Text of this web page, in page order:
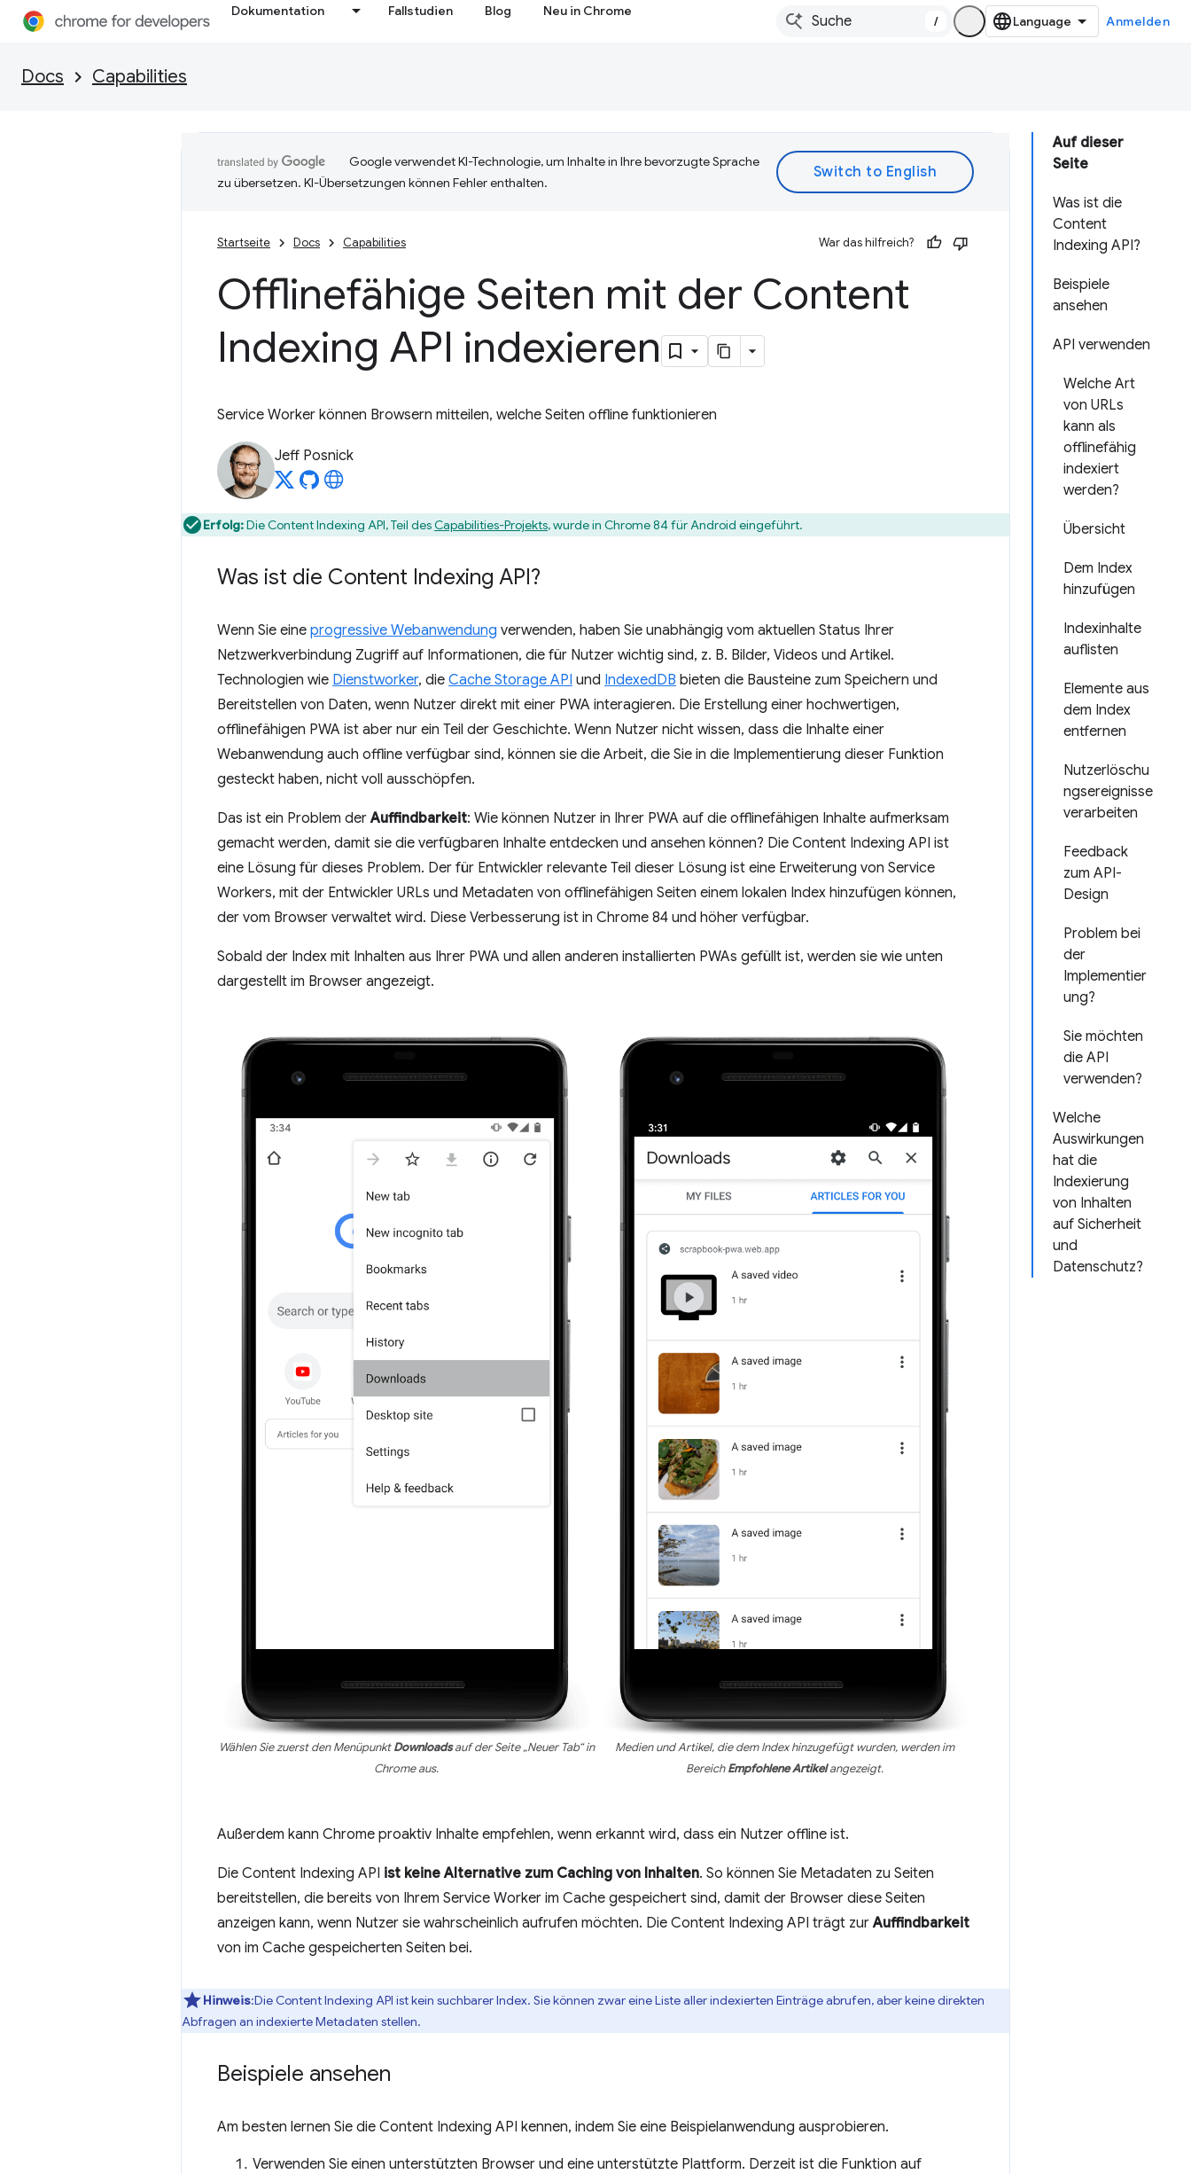
Dokumentation Fallstudien Blog Neu in Chrome
/ Anmelden
Docs Capabilities
Auf dieser
Seite
Was ist die
Content
Indexing API?
Beispiele
ansehen
API verwenden
Welche Art
von URLs
kann als
offlinefähig
indexiert
werden?
Übersicht
Dem Index
hinzufügen
Indexinhalte
auflisten
Elemente aus
dem Index
entfernen
Nutzerlöschu
ngsereignisse
verarbeiten
Feedback
zum API-
Design
Problem bei
der
Implementier
ung?
Sie möchten
die API
verwenden?
Welche
Auswirkungen
hat die
Indexierung
von Inhalten
auf Sicherheit
und
Datenschutz?
Google verwendet KI-Technologie, um Inhalte in Ihre bevorzugte Sprache
zu übersetzen. KI-Übersetzungen können Fehler enthalten.
Startseite Docs Capabilities War das hilfreich?
Offlinefähige Seiten mit der Content
Indexing API indexieren
Service Worker können Browsern mitteilen, welche Seiten offline funktionieren
Jeff Posnick
Erfolg:Die Content Indexing API, Teil desCapabilities-Projekts, wurde in Chrome 84 für Android eingeführt.
Was ist die Content Indexing API?
Wenn Sie eine progressive Webanwendung verwenden, haben Sie unabhängig vom aktuellen Status Ihrer
Netzwerkverbindung Zugriff auf Informationen, die für Nutzer wichtig sind, z. B. Bilder, Videos und Artikel.
Technologien wie Dienstworker, die Cache Storage API und IndexedDB bieten die Bausteine zum Speichern und
Bereitstellen von Daten, wenn Nutzer direkt mit einer PWA interagieren. Die Erstellung einer hochwertigen,
offlinefähigen PWA ist aber nur ein Teil der Geschichte. Wenn Nutzer nicht wissen, dass die Inhalte einer
Webanwendung auch offline verfügbar sind, können sie die Arbeit, die Sie in die Implementierung dieser Funktion
gesteckt haben, nicht voll ausschöpfen.
Das ist ein Problem derAuffindbarkeit: Wie können Nutzer in Ihrer PWA auf die offlinefähigen Inhalte aufmerksam
gemacht werden, damit sie die verfügbaren Inhalte entdecken und ansehen können? Die Content Indexing API ist
eine Lösung für dieses Problem. Der für Entwickler relevante Teil dieser Lösung ist eine Erweiterung von Service
Workers, mit der Entwickler URLs und Metadaten von offlinefähigen Seiten einem lokalen Index hinzufügen können,
der vom Browser verwaltet wird. Diese Verbesserung ist in Chrome 84 und höher verfügbar.
Sobald der Index mit Inhalten aus Ihrer PWA und allen anderen installierten PWAs gefüllt ist, werden sie wie unten
dargestellt im Browser angezeigt.
Wählen Sie zuerst den MenüpunktDownloadsauf der Seite „Neuer Tab“ in
Chrome aus.
Medien und Artikel, die dem Index hinzugefügt wurden, werden im
BereichEmpfohlene Artikelangezeigt.
Außerdem kann Chrome proaktiv Inhalte empfehlen, wenn erkannt wird, dass ein Nutzer offline ist.
Die Content Indexing API ist keine Alternative zum Caching von Inhalten. So können Sie Metadaten zu Seiten
bereitstellen, die bereits von Ihrem Service Worker im Cache gespeichert sind, damit der Browser diese Seiten
anzeigen kann, wenn Nutzer sie wahrscheinlich aufrufen möchten. Die Content Indexing API trägt zurAuffindbarkeit
von im Cache gespeicherten Seiten bei.
Hinweis:Die Content Indexing API ist kein suchbarer Index. Sie können zwar eine Liste aller indexierten Einträge abrufen, aber keine direkten
Abfragen an indexierte Metadaten stellen.
Beispiele ansehen
Am besten lernen Sie die Content Indexing API kennen, indem Sie eine Beispielanwendung ausprobieren.
Verwenden Sie einen unterstützten Browser und eine unterstützte Plattform. Derzeit ist die Funktion auf